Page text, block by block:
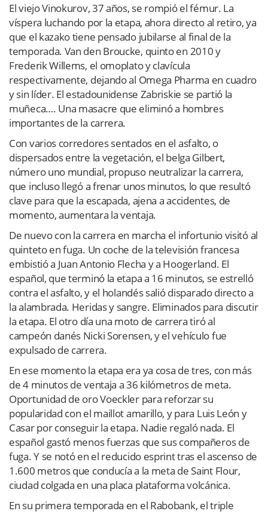
El viejo Vinokurov, 37 años, se rompió el fémur. La
víspera luchando por la etapa, ahora directo al retiro, ya
que el kazako tiene pensado jubilarse al final de la
temporada. Van den Broucke, quinto en 2010 y
Frederik Willems, el omoplato y clavícula
respectivamente, dejando al Omega Pharma en cuadro
y sin líder. El estadounidense Zabriskie se partió la
muñeca…. Una masacre que eliminó a hombres
importantes de la carrera.
Con varios corredores sentados en el asfalto, o
dispersados entre la vegetación, el belga Gilbert,
número uno mundial, propuso neutralizar la carrera,
que incluso llegó a frenar unos minutos, lo que resultó
clave para que la escapada, ajena a accidentes, de
momento, aumentara la ventaja.
De nuevo con la carrera en marcha el infortunio visitó al
quinteto en fuga. Un coche de la televisión francesa
embistió a Juan Antonio Flecha y a Hoogerland. El
español, que terminó la etapa a 16 minutos, se estrelló
contra el asfalto, y el holandés salió disparado directo a
la alambrada. Heridas y sangre. Eliminados para discutir
la etapa. El otro día una moto de carrera tiró al
campeón danés Nicki Sorensen, y el vehículo fue
expulsado de carrera.
En ese momento la etapa era ya cosa de tres, con más
de 4 minutos de ventaja a 36 kilómetros de meta.
Oportunidad de oro Voeckler para reforzar su
popularidad con el maillot amarillo, y para Luis León y
Casar por conseguir la etapa. Nadie regaló nada. El
español gastó menos fuerzas que sus compañeros de
fuga. Y se notó en el reducido esprint tras el ascenso de
1.600 metros que conducía a la meta de Saint Flour,
ciudad colgada en una placa plataforma volcánica.
En su primera temporada en el Rabobank, el triple